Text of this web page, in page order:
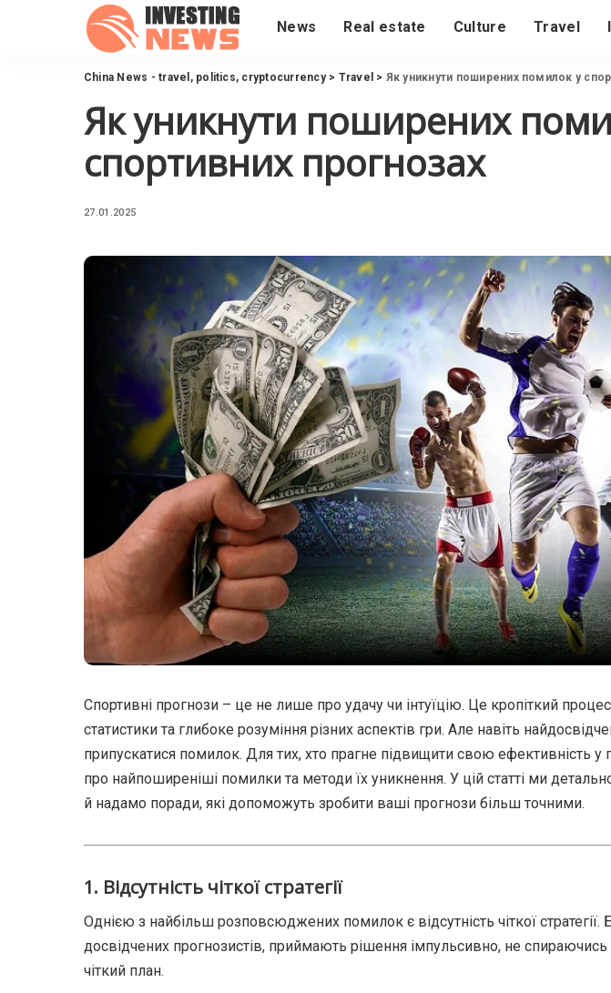
News Real estate Culture Travel
China News - travel, politics, cryptocurrency> Travel > Як уникнути поширених помилок у
Як уникнути поширених
спортивних прогнозах
27.01.2025
Спортивні прогнози – це не лише про удачу чи інтуїцію. Це кропіткий
статистики та глибоке розуміння різних аспектів гри. Але навіть
припускатися помилок. Для тих, хто прагне підвищити свою ефективність у
про найпоширеніші помилки та методи їх уникнення. У цій статті ми
й надамо поради, які допоможуть зробити ваші прогнози більш точними.
1. Відсутність чіткої стратегії
Однією з найбільш розповсюджених помилок є відсутність чіткої стратегії.
досвідчених прогнозистів, приймають рішення імпульсивно, не спираючись
чіткий план.